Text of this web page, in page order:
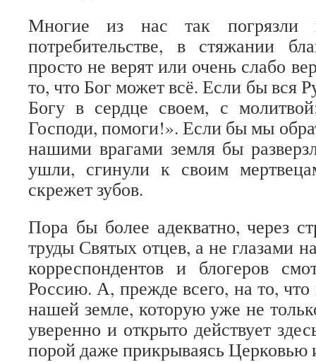
Многие из нас так погрязли
потребительстве, в стяжании
просто не верят или очень слабо
то, что Бог может всё. Если бы вся
Богу в сердце своем, с
Господи, помоги!». Если бы мы
нашими врагами земля бы
ушли, сгинули к своим
скрежет зубов.
Пора бы более адекватно, через
труды Святых отцев, а не глазами
корреспондентов и блогеров
Россию. А, прежде всего, на то, что
нашей земле, которую уже не
уверенно и открыто действует
порой даже прикрываясь Церковью